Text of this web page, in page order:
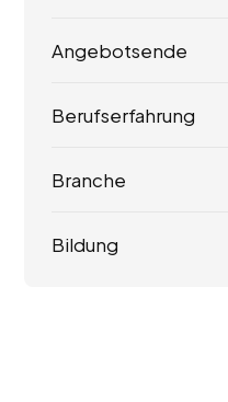
Angebotsende
Berufserfahrung
Branche
Bildung